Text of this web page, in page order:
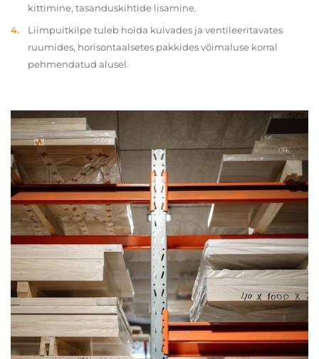
kittimine, tasanduskihtide lisamine.
Liimpuitkilpe tuleb hoida kuivades ja ventileeritavates
ruumides, horisontaalsetes pakkides võimaluse korral
pehmendatud alusel.